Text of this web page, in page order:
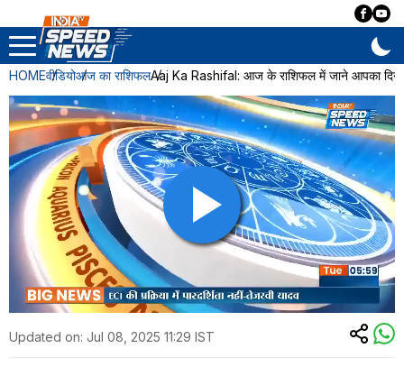
HOMEवीडियोआज का राशिफलAaj Ka Rashifal: आज के राशिफल में जाने आपका दिन
Updated on: Jul 08, 2025 11:29 IST